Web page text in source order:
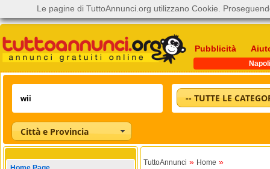
Pubblicità
Napoli
-- TUTTE LE
Città e Provincia
TuttoAnnunci » Home »
Le pagine di TuttoAnnunci.org utilizzano Cookie.